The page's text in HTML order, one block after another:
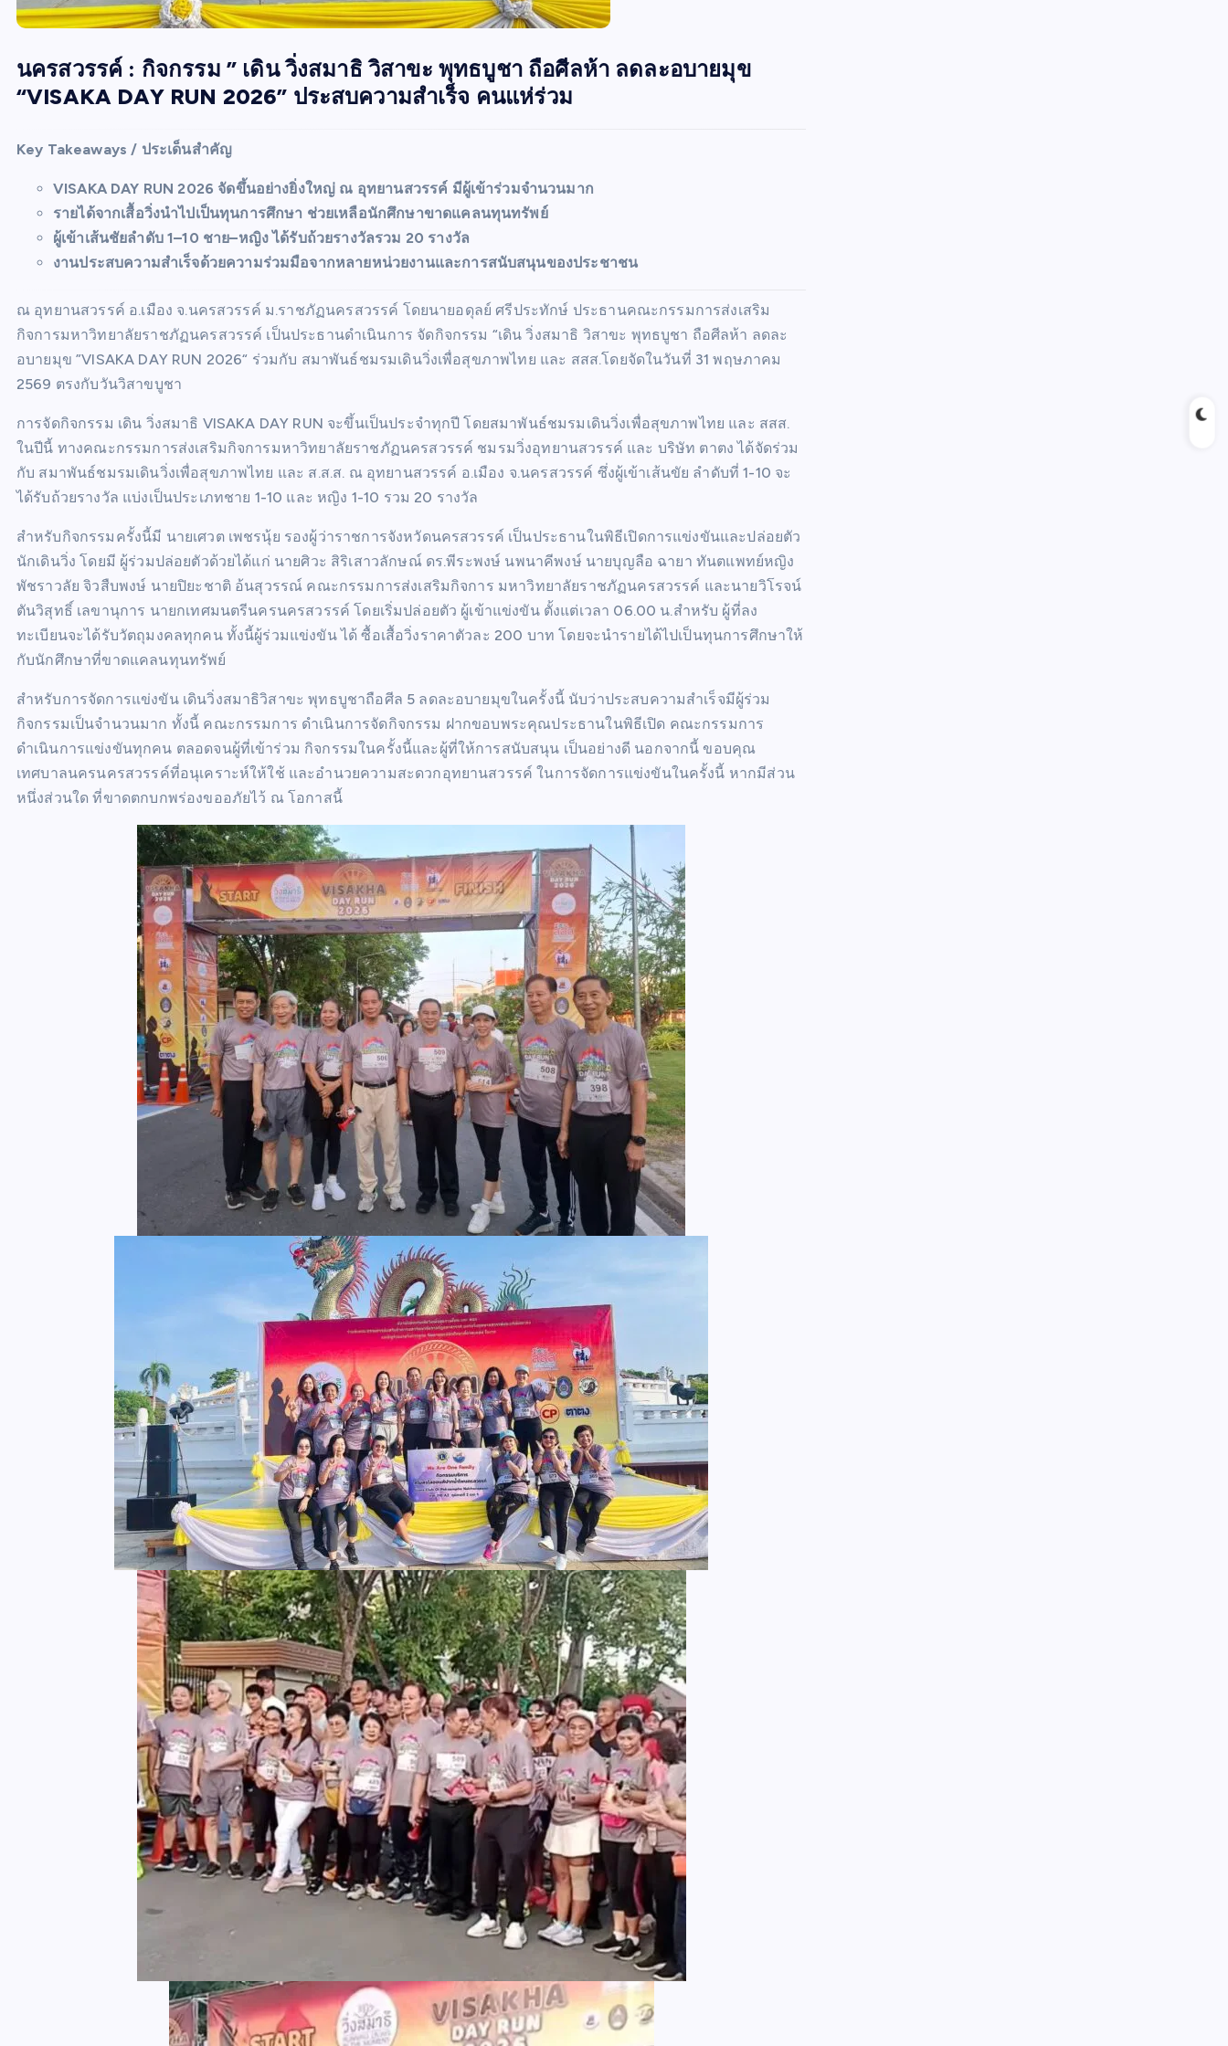
นครสวรรค์ : กิจกรรม ” เดิน วิ่งสมาธิ วิสาขะ พุทธบูชา ถือศีลห้า ลดละอบายมุข
“VISAKA DAY RUN 2026” ประสบความสำเร็จ คนแห่ร่วม
Key Takeaways / ประเด็นสำคัญ
VISAKA DAY RUN 2026 จัดขึ้นอย่างยิ่งใหญ่ ณ อุทยานสวรรค์ มีผู้เข้าร่วมจำนวนมาก
รายได้จากเสื้อวิ่งนำไปเป็นทุนการศึกษา ช่วยเหลือนักศึกษาขาดแคลนทุนทรัพย์
ผู้เข้าเส้นชัยลำดับ 1–10 ชาย–หญิง ได้รับถ้วยรางวัลรวม 20 รางวัล
งานประสบความสำเร็จด้วยความร่วมมือจากหลายหน่วยงานและการสนับสนุนของประชาชน
ณ อุทยานสวรรค์ อ.เมือง จ.นครสวรรค์ ม.ราชภัฏนครสวรรค์ โดยนายอดุลย์ ศรีประทักษ์ ประธานคณะกรรมการส่งเสริม
กิจการมหาวิทยาลัยราชภัฏนครสวรรค์ เป็นประธานดำเนินการ จัดกิจกรรม “เดิน วิ่งสมาธิ วิสาขะ พุทธบูชา ถือศีลห้า ลดละ
อบายมุข ”VISAKA DAY RUN 2026“ ร่วมกับ สมาพันธ์ชมรมเดินวิ่งเพื่อสุขภาพไทย และ สสส.โดยจัดในวันที่ 31 พฤษภาคม
2569 ตรงกับวันวิสาขบูชา
การจัดกิจกรรม เดิน วิ่งสมาธิ VISAKA DAY RUN จะขึ้นเป็นประจำทุกปี โดยสมาพันธ์ชมรมเดินวิ่งเพื่อสุขภาพไทย และ สสส.
ในปีนี้ ทางคณะกรรมการส่งเสริมกิจการมหาวิทยาลัยราชภัฏนครสวรรค์ ชมรมวิ่งอุทยานสวรรค์ และ บริษัท ตาตง ได้จัดร่วม
กับ สมาพันธ์ชมรมเดินวิ่งเพื่อสุขภาพไทย และ ส.ส.ส. ณ อุทยานสวรรค์ อ.เมือง จ.นครสวรรค์ ซึ่งผู้เข้าเส้นขัย ลำดับที่ 1-10 จะ
ได้รับถ้วยรางวัล แบ่งเป็นประเภทชาย 1-10 และ หญิง 1-10 รวม 20 รางวัล
สำหรับกิจกรรมครั้งนี้มี นายเศวต เพชรนุ้ย รองผู้ว่าราชการจังหวัดนครสวรรค์ เป็นประธานในพิธีเปิดการแข่งขันและปล่อยตัว
นักเดินวิ่ง โดยมี ผู้ร่วมปล่อยตัวด้วยได้แก่ นายศิวะ สิริเสาวลักษณ์ ดร.พีระพงษ์ นพนาคีพงษ์ นายบุญลือ ฉายา ทันตแพทย์หญิง
พัชราวลัย จิวสืบพงษ์ นายปิยะชาติ อ้นสุวรรณ์ คณะกรรมการส่งเสริมกิจการ มหาวิทยาลัยราชภัฏนครสวรรค์ และนายวิโรจน์
ตันวิสุทธิ์ เลขานุการ นายกเทศมนตรีนครนครสวรรค์ โดยเริ่มปล่อยตัว ผู้เข้าแข่งขัน ตั้งแต่เวลา 06.00 น.สำหรับ ผู้ที่ลง
ทะเบียนจะได้รับวัตถุมงคลทุกคน ทั้งนี้ผู้ร่วมแข่งขัน ได้ ซื้อเสื้อวิ่งราคาตัวละ 200 บาท โดยจะนำรายได้ไปเป็นทุนการศึกษาให้
กับนักศึกษาที่ขาดแคลนทุนทรัพย์
สำหรับการจัดการแข่งขัน เดินวิ่งสมาธิวิสาขะ พุทธบูชาถือศีล 5 ลดละอบายมุขในครั้งนี้ นับว่าประสบความสำเร็จมีผู้ร่วม
กิจกรรมเป็นจำนวนมาก ทั้งนี้ คณะกรรมการ ดำเนินการจัดกิจกรรม ฝากขอบพระคุณประธานในพิธีเปิด คณะกรรมการ
ดำเนินการแข่งขันทุกคน ตลอดจนผู้ที่เข้าร่วม กิจกรรมในครั้งนี้และผู้ที่ให้การสนับสนุน เป็นอย่างดี นอกจากนี้ ขอบคุณ
เทศบาลนครนครสวรรค์ที่อนุเคราะห์ให้ใช้ และอำนวยความสะดวกอุทยานสวรรค์ ในการจัดการแข่งขันในครั้งนี้ หากมีส่วน
หนึ่งส่วนใด ที่ขาดตกบกพร่องขออภัยไว้ ณ โอกาสนี้